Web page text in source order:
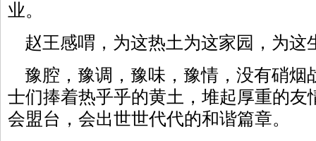
业。
赵王感喟，为这热土为这家园，为这
豫腔，豫调，豫味，豫情，没有硝烟
士们捧着热乎乎的黄土，堆起厚重的友
会盟台，会出世世代代的和谐篇章。